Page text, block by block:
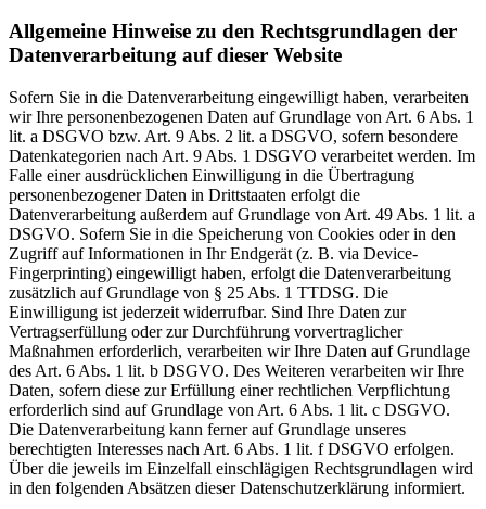
Allgemeine Hinweise zu den Rechtsgrundlagen der
Datenverarbeitung auf dieser Website
Sofern Sie in die Datenverarbeitung eingewilligt haben, verarbeiten
wir Ihre personenbezogenen Daten auf Grundlage von Art. 6 Abs. 1
lit. a DSGVO bzw. Art. 9 Abs. 2 lit. a DSGVO, sofern besondere
Datenkategorien nach Art. 9 Abs. 1 DSGVO verarbeitet werden. Im
Falle einer ausdrücklichen Einwilligung in die Übertragung
personenbezogener Daten in Drittstaaten erfolgt die
Datenverarbeitung außerdem auf Grundlage von Art. 49 Abs. 1 lit. a
DSGVO. Sofern Sie in die Speicherung von Cookies oder in den
Zugriff auf Informationen in Ihr Endgerät (z. B. via Device-
Fingerprinting) eingewilligt haben, erfolgt die Datenverarbeitung
zusätzlich auf Grundlage von § 25 Abs. 1 TTDSG. Die
Einwilligung ist jederzeit widerrufbar. Sind Ihre Daten zur
Vertragserfüllung oder zur Durchführung vorvertraglicher
Maßnahmen erforderlich, verarbeiten wir Ihre Daten auf Grundlage
des Art. 6 Abs. 1 lit. b DSGVO. Des Weiteren verarbeiten wir Ihre
Daten, sofern diese zur Erfüllung einer rechtlichen Verpflichtung
erforderlich sind auf Grundlage von Art. 6 Abs. 1 lit. c DSGVO.
Die Datenverarbeitung kann ferner auf Grundlage unseres
berechtigten Interesses nach Art. 6 Abs. 1 lit. f DSGVO erfolgen.
Über die jeweils im Einzelfall einschlägigen Rechtsgrundlagen wird
in den folgenden Absätzen dieser Datenschutzerklärung informiert.